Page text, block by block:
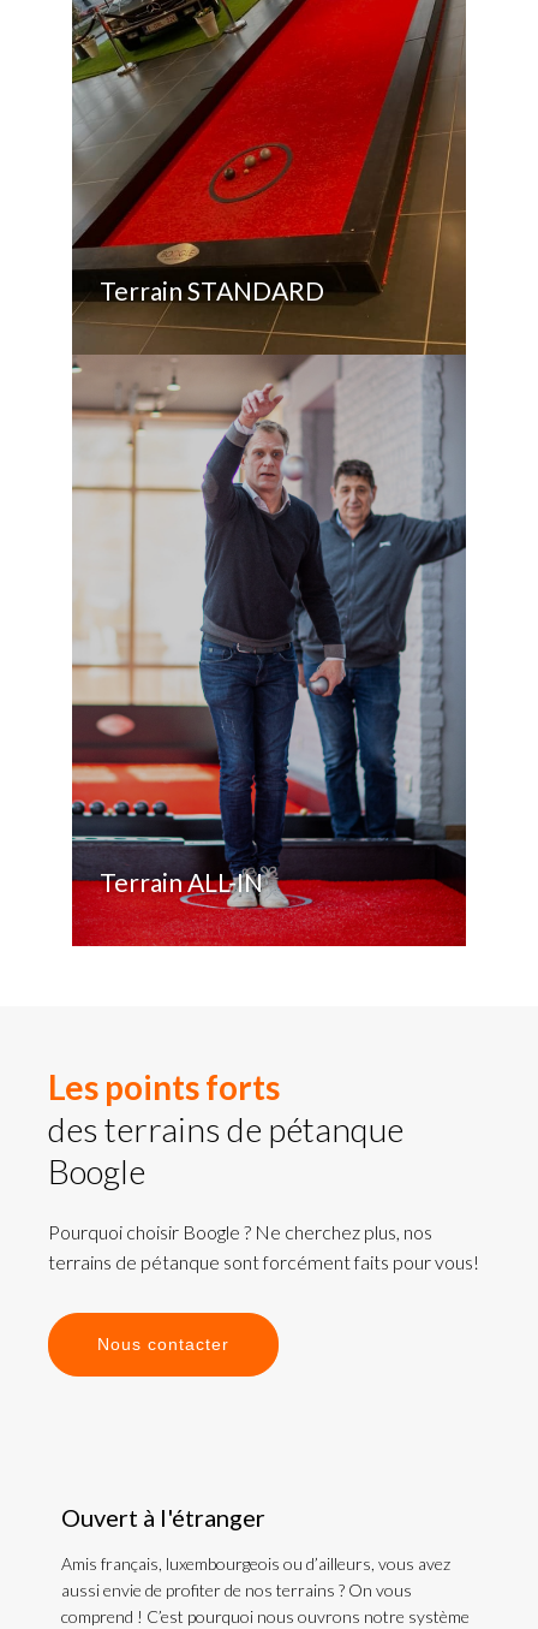
Terrain STANDARD
Terrain ALL-IN
Les points forts
des terrains de pétanque
Boogle
Pourquoi choisir Boogle ? Ne cherchez plus, nos
terrains de pétanque sont forcément faits pour vous!
Nous contacter
Ouvert à l'étranger
Amis français, luxembourgeois ou d’ailleurs, vous avez
aussi envie de profiter de nos terrains ? On vous
comprend ! C’est pourquoi nous ouvrons notre système